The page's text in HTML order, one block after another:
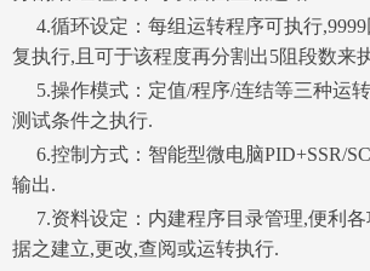
4.循环设定：每组运转程序可执行,9999
复执行,且可于该程度再分割出5阻段数来
5.操作模式：定值/程序/连结等三种运
测试条件之执行.
6.控制方式：智能型微电脑PID+SSR/
输出.
7.资料设定：内建程序目录管理,便利各
据之建立,更改,查阅或运转执行.